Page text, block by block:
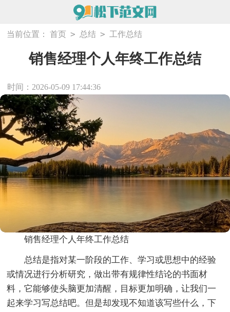
当前位置： 首页 > 总结 > 工作总结
销售经理个人年终工作总结
时间：2026-05-09 17:44:36
销售经理个人年终工作总结
总结是指对某一阶段的工作、学习或思想中的经验
或情况进行分析研究，做出带有规律性结论的书面材
料，它能够使头脑更加清醒，目标更加明确，让我们一
起来学习写总结吧。但是却发现不知道该写些什么，下